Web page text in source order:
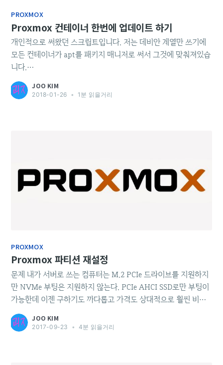
PROXMOX
Proxmox 컨테이너 한번에 업데이트 하기
개인적으로 써왔던 스크립트입니다. 저는 데비안 계열만 쓰기에
모든 컨테이너가 apt를 패키지 매니저로 써서 그것에 맞춰져있습
니다.
https://git.black2wh.it/joohkim88/homelab/src/master/Pro
xmox/LXC container update.sh 위에 스크립트구요, Proxmox
JOO KIM
2018-01-26 • 1분 읽을거리
PROXMOX
Proxmox 파티션 재설정
문제 내가 서버로 쓰는 컴퓨터는 M.2 PCIe 드라이브를 지원하지
만 NVMe 부팅은 지원하지 않는다. PCIe AHCI SSD로만 부팅이
가능한데 이젠 구하기도 까다롭고 가격도 상대적으로 훨씬 비싸
다. 퍼포먼스도 NVMe 대비 더 안나오고. 부팅이 안되는줄도 모
르고 NVMe SSD를 사버려서 하드 드라이브에 Proxmox를 설치,
JOO KIM
2017-09-23 • 4분 읽을거리